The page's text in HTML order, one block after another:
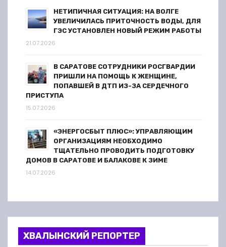
НЕТИПИЧНАЯ СИТУАЦИЯ: НА ВОЛГЕ
УВЕЛИЧИЛАСЬ ПРИТОЧНОСТЬ ВОДЫ, ДЛЯ
ГЭС УСТАНОВЛЕН НОВЫЙ РЕЖИМ РАБОТЫ
21.07.2026
В САРАТОВЕ СОТРУДНИКИ РОСГВАРДИИ
ПРИШЛИ НА ПОМОЩЬ К ЖЕНЩИНЕ,
ПОПАВШЕЙ В ДТП ИЗ-ЗА СЕРДЕЧНОГО
ПРИСТУПА
15.07.2026
«ЭНЕРГОСБЫТ ПЛЮС»: УПРАВЛЯЮЩИМ
ОРГАНИЗАЦИЯМ НЕОБХОДИМО
ТЩАТЕЛЬНО ПРОВОДИТЬ ПОДГОТОВКУ
ДОМОВ В САРАТОВЕ И БАЛАКОВЕ К ЗИМЕ
14.07.2026
ХВАЛЫНСКИЙ РЕПОРТЕР